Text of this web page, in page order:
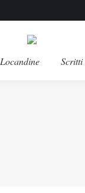
Locandine Scritti